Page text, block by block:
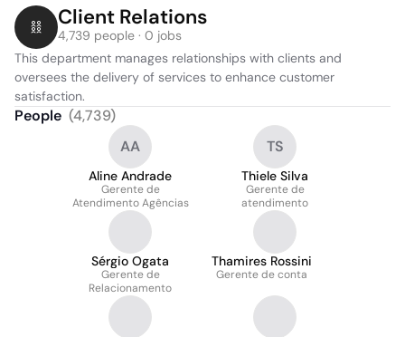
Client Relations
4,739 people · 0 jobs
This department manages relationships with clients and
oversees the delivery of services to enhance customer
satisfaction.
People (4,739)
AA
Aline Andrade
Gerente de
Atendimento Agências
TS
Thiele Silva
Gerente de
atendimento
Sérgio Ogata
Gerente de
Relacionamento
Thamires Rossini
Gerente de conta